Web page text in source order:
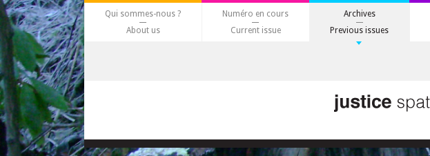
Qui sommes-nous ?
About us
Numéro en cours
Current issue
Archives
Previous issues